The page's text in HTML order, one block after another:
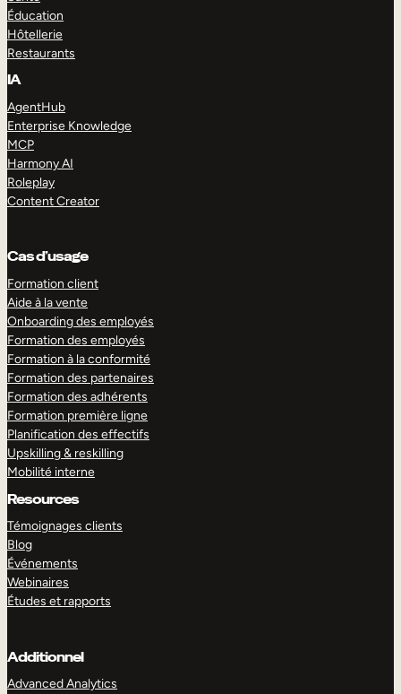
Éducation
Hôtellerie
Restaurants
IA
AgentHub
Enterprise Knowledge
MCP
Harmony AI
Roleplay
Content Creator
Cas d’usage
Formation client
Aide à la vente
Onboarding des employés
Formation des employés
Formation à la conformité
Formation des partenaires
Formation des adhérents
Formation première ligne
Planification des effectifs
Upskilling & reskilling
Mobilité interne
Resources
Témoignages clients
Blog
Événements
Webinaires
Études et rapports
Additionnel
Advanced Analytics